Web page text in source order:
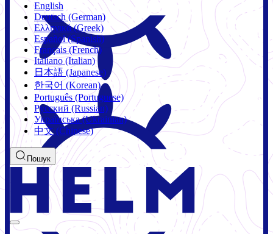
English
Deutsch (German)
Ελληνικά (Greek)
Español (Spanish)
Français (French)
Italiano (Italian)
日本語 (Japanese)
한국어 (Korean)
Português (Portuguese)
Русский (Russian)
Українська (Ukrainian)
中文 (Chinese)
Пошук